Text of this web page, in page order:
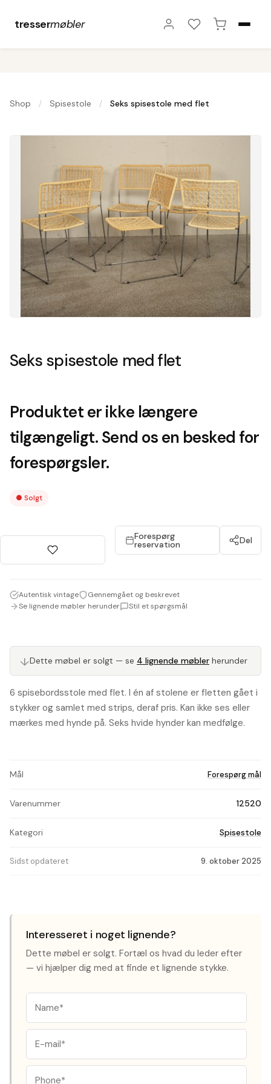
tressermøbler
Shop / Spisestole / Seks spisestole med flet
Seks spisestole med flet
6 spisebordsstole med flet. I én af stolene er fletten gået i
stykker og samlet med strips, deraf pris. Kan ikke ses eller
mærkes med hynde på. Seks hvide hynder kan medfølge.
Mål Forespørg mål
Varenummer 12520
Kategori Spisestole
Sidst opdateret 9. oktober 2025
Produktet er ikke længere
tilgængeligt. Send os en besked for
forespørgsler.
● Solgt
Forespørg
reservation Del
Autentisk vintage
Gennemgået og beskrevet
Se lignende møbler herunder
Stil et spørgsmål
↓Dette møbel er solgt — se 4 lignende møbler herunder
Interesseret i noget lignende?
Dette møbel er solgt. Fortæl os hvad du leder efter
— vi hjælper dig med at finde et lignende stykke.